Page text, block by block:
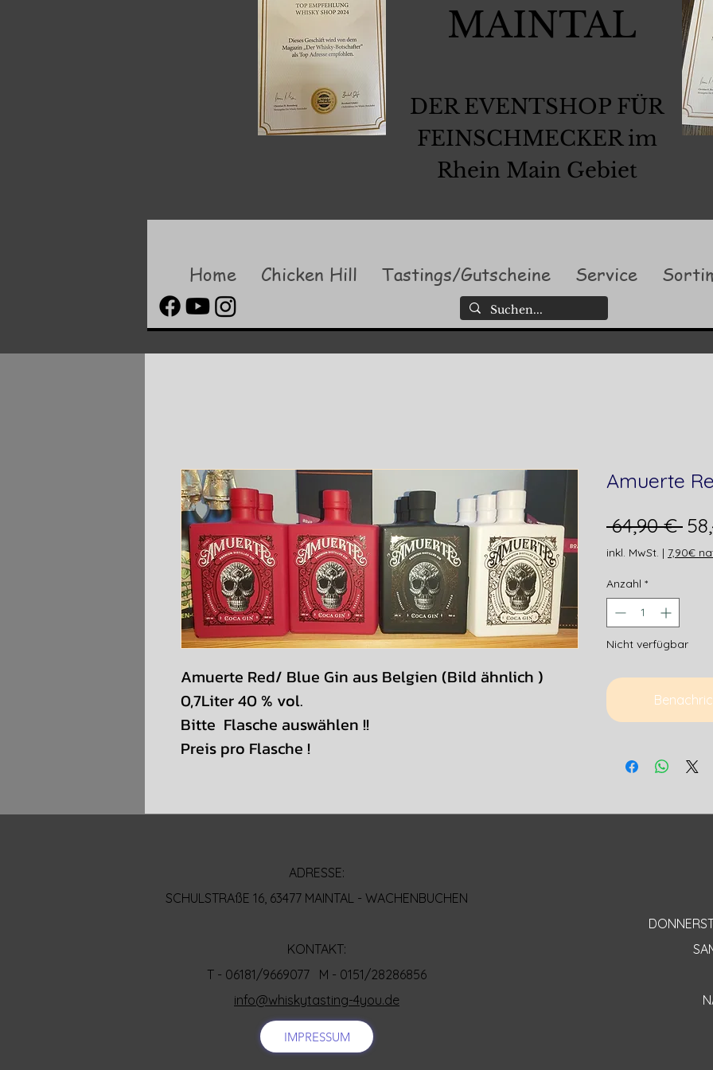
MAINTAL
DER EVENTSHOP FÜR
FEINSCHMECKER im
Rhein Main Gebiet
Home Chicken Hill Tastings/Gutscheine Service
Amuerte Red/ Blue Gin aus Belgien (Bild ähnlich )
0,7Liter 40 % vol.
Bitte Flasche auswählen !!
Preis pro Flasche !
Amuerte
64,90 €
inkl. MwSt. | 7,90€
Anzahl *
Nicht verfügbar
ADRESSE:
SCHULSTRAßE 16, 63477 MAINTAL - WACHENBUCHEN
KONTAKT:
T - 06181/9669077 M - 0151/28286856
info@whiskytasting-4you.de
IMPRESSUM